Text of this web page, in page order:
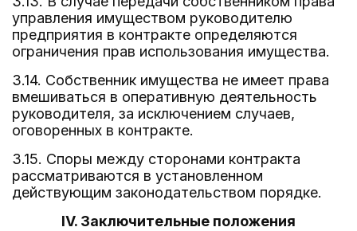
управления имуществом руководителю
предприятия в контракте определяются
ограничения прав использования имущества.
3.14. Собственник имущества не имеет права
вмешиваться в оперативную деятельность
руководителя, за исключением случаев,
оговоренных в контракте.
3.15. Споры между сторонами контракта
рассматриваются в установленном
действующим законодательством порядке.
IV. Заключительные положения